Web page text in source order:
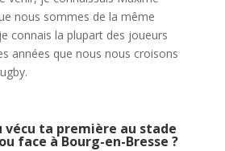
nous sommes de la même
connais la plupart des joueurs
années que nous nous croisons
vécu ta première au stade
face à Bourg-en-Bresse ?